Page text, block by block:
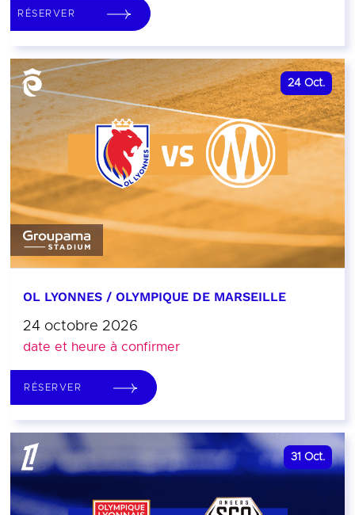
RÉSERVER
24 Oct.
OL LYONNES / OLYMPIQUE DE MARSEILLE
24 octobre 2026
date et heure à confirmer
RÉSERVER
31 Oct.